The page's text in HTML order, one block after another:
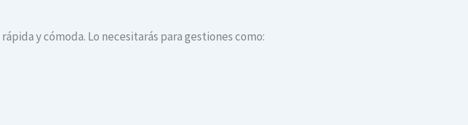
y cómoda. Lo necesitarás para gestiones como: